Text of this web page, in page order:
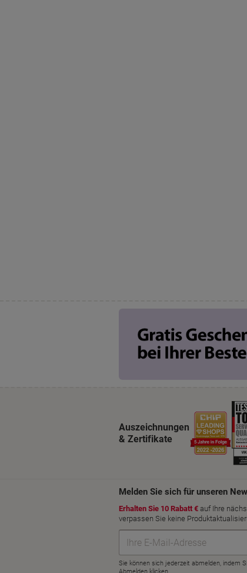
Auszeichnungen
& Zertifikate